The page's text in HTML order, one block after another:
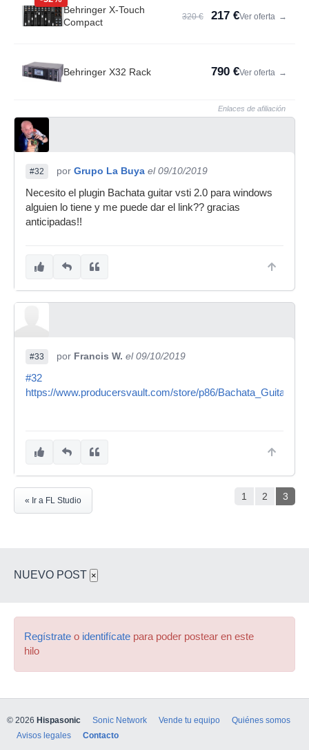
Behringer X-Touch
Compact
320 € 217 €Ver oferta →
Behringer X32 Rack 790 €Ver oferta →
Enlaces de afiliación
#32 por Grupo La Buya el 09/10/2019
Necesito el plugin Bachata guitar vsti 2.0 para windows
alguien lo tiene y me puede dar el link?? gracias
anticipadas!!
#33 por Francis W. el 09/10/2019
#32
https://www.producersvault.com/store/p86/
1 2 3
« Ir a FL Studio
NUEVO POST ×
Regístrate o identifícate para poder postear en este
hilo
© 2026 Hispasonic Sonic Network Vende tu equipo
Quiénes somos
Avisos legales
Contacto